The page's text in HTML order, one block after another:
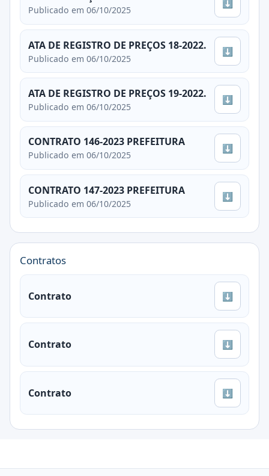
Publicado em 06/10/2025
⬇
ATA DE REGISTRO DE PREÇOS 18-2022.
Publicado em 06/10/2025
⬇
ATA DE REGISTRO DE PREÇOS 19-2022.
Publicado em 06/10/2025
⬇
CONTRATO 146-2023 PREFEITURA
Publicado em 06/10/2025
⬇
CONTRATO 147-2023 PREFEITURA
Publicado em 06/10/2025
⬇
Contratos
Contrato ⬇
Contrato ⬇
Contrato ⬇